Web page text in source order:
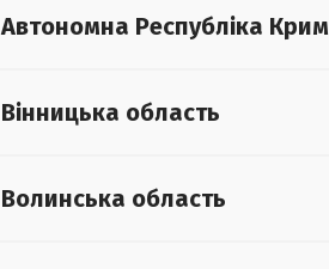
Автономна Республіка Крим
Вінницька область
Волинська область